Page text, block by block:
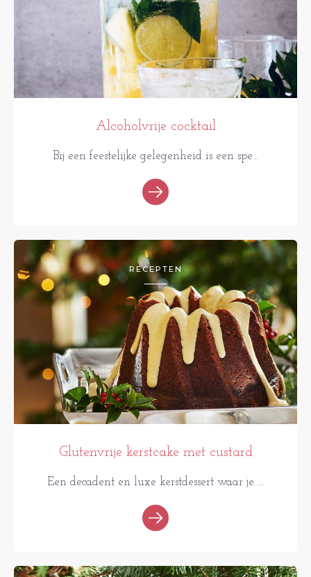
Alcoholvrije cocktail
Bij een feestelijke gelegenheid is een spe...
RECEPTEN
Glutenvrije kerstcake met custard
Een decadent en luxe kerstdessert waar je ...